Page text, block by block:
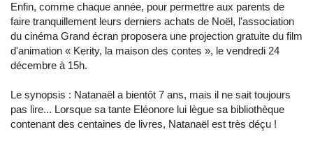
Enfin, comme chaque année, pour permettre aux parents de
faire tranquillement leurs derniers achats de Noël, l'association
du cinéma Grand écran proposera une projection gratuite du film
d'animation « Kerity, la maison des contes », le vendredi 24
décembre à 15h.
Le synopsis : Natanaël a bientôt 7 ans, mais il ne sait toujours
pas lire... Lorsque sa tante Eléonore lui lègue sa bibliothèque
contenant des centaines de livres, Natanaël est très déçu !